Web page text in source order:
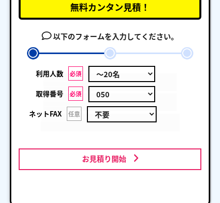
無料カンタン見積！
以下のフォームを入力してください。
利用人数 必須
取得番号 必須
ネットFAX 任意
お見積り開始